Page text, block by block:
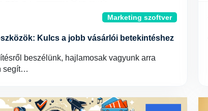
Marketing szoftver
Kulcs a jobb vásárlói betekintéshez
beszélünk, hajlamosak vagyunk arra
segít…